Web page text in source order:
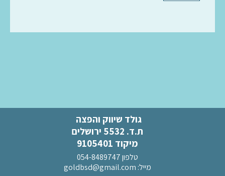
גולד שיווק והפצה
ת.ד. 5532 ירושלים
מיקוד 9105401
טלפון 054-8489747
מייל: goldbsd@gmail.com